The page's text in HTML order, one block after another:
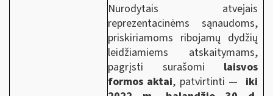
Nurodytais atvejais
reprezentacinėms sąnaudoms,
priskiriamoms ribojamų dydžių
leidžiamiems atskaitymams,
pagrįsti surašomi laisvos
formos aktai, patvirtinti — iki